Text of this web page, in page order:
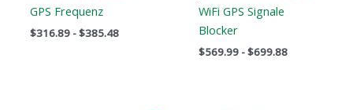
GPS Frequenz
$316.89 -$385.48
WiFi GPS Signale
Blocker
$569.99 -$699.88